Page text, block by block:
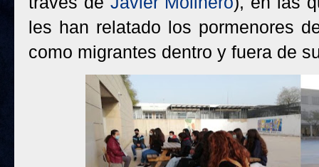
les han relatado los pormenores
como migrantes dentro y fuera de